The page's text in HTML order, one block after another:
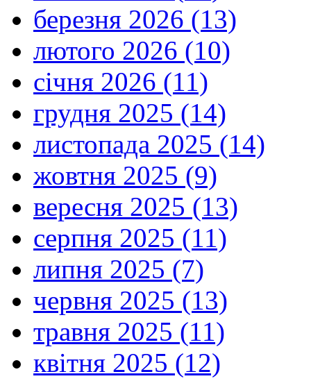
березня 2026 (13)
лютого 2026 (10)
січня 2026 (11)
грудня 2025 (14)
листопада 2025 (14)
жовтня 2025 (9)
вересня 2025 (13)
серпня 2025 (11)
липня 2025 (7)
червня 2025 (13)
травня 2025 (11)
квітня 2025 (12)